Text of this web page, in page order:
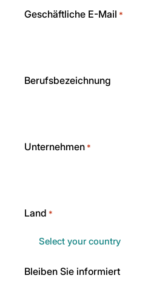
Geschäftliche E-Mail *
Berufsbezeichnung
Unternehmen *
Land *
Bleiben Sie informiert